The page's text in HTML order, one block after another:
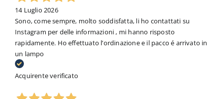
14 Luglio 2026
Sono, come sempre, molto soddisfatta, li ho contattati su
Instagram per delle informazioni , mi hanno risposto
rapidamente. Ho effettuato l’ordinazione e il pacco é arrivato in
un lampo
Acquirente verificato